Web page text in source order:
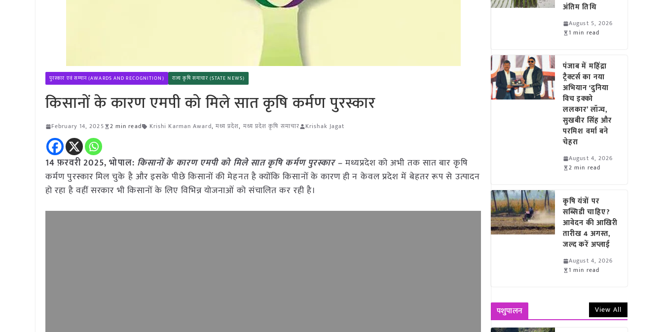
पुरस्कार एवं सम्मान (AWARDS AND RECOGNITION) राज्य कृषि समाचार (STATE NEWS)
किसानों के कारण एमपी को मिले सात कृषि कर्मण पुरस्कार
February 14, 2025 2 min read Krishi Karman Award, मध्य प्रदेश, मध्य प्रदेश कृषि समाचार Krishak Jagat
14 फ़रवरी2025, भोपाल: किसानों के कारण एमपी को मिले सात कृषि कर्मण पुरस्कार –मध्यप्रदेश को अभी तक सात बार कृषि
कर्मण पुरस्कार मिल चुके है और इसके पीछे किसानों की मेहनत है क्योंकि किसानों के कारण ही न केवल प्रदेश में बेहतर रूप से उत्पादन
हो रहा है वहीं सरकार भी किसानों के लिए विभिन्न योजनाओं को संचालित कर रही है।
अंतिम तिथि
August 5, 2026
1 min read
पंजाब में महिंद्रा
ट्रैक्टर्स का नया
अभियान ‘दुनिया
विच इक्को
ललकार’ लॉन्च,
सुखबीर सिंह और
परमिश वर्मा बने
चेहरा
August 4, 2026
2 min read
कृषि यंत्रों पर
सब्सिडी चाहिए?
आवेदन की आखिरी
तारीख 4 अगस्त,
जल्द करें अप्लाई
August 4, 2026
1 min read
पशुपालन View All